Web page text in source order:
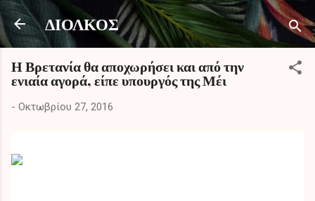
Μετάβαση στο κύριο περιεχόμενο
ΔΙΟΛΚΟΣ
Η Βρετανία θα αποχωρήσει και από την
ενιαία αγορά, είπε υπουργός της Μέι
- Οκτωβρίου 27, 2016